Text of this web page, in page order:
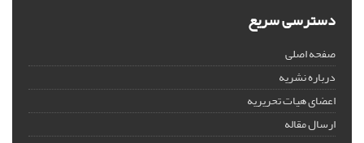
دسترسی سریع
صفحه اصلی
درباره نشریه
اعضای هیات تحریریه
ارسال مقاله